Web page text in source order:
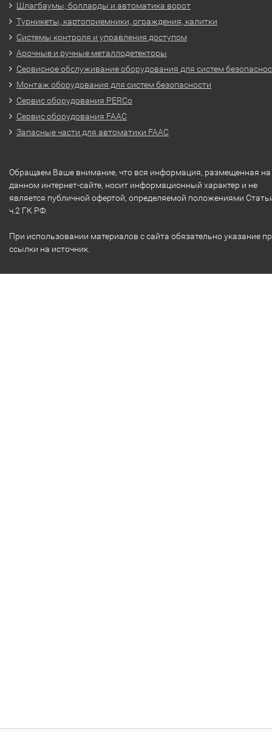
Шлагбаумы, болларды и автоматика ворот
Турникеты, картоприемники, ограждения, калитки
Системы контроля и управления доступом
Арочные и ручные металлодетекторы
Сервисное обслуживание оборудования для систем
Монтаж оборудования для систем безопасности
Сервис оборудования PERCo
Сервис оборудования FAAC
Запасные части для автоматики FAAC
Обращаем Ваше внимание, что вся информация, размещенная на
данном интернет-сайте, носит информационный характер и не
является публичной офертой, определяемой положениями
ч.2 ГК РФ.
При использовании материалов с сайта обязательно указание
ссылки на источник.